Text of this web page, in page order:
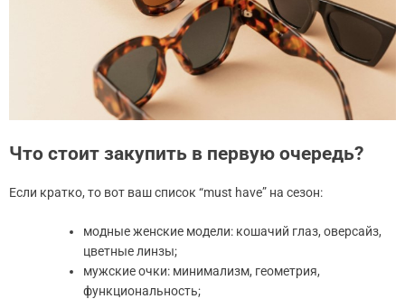
Что стоит закупить в первую очередь?
Если кратко, то вот ваш список “must have” на сезон:
модные женские модели: кошачий глаз, оверсайз,
цветные линзы;
мужские очки: минимализм, геометрия,
функциональность;